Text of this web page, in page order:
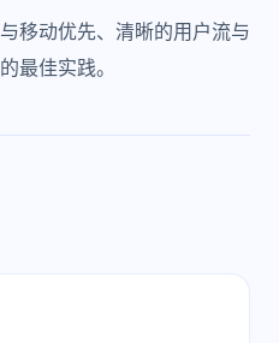
移动优先、清晰的用户流与
最佳实践。